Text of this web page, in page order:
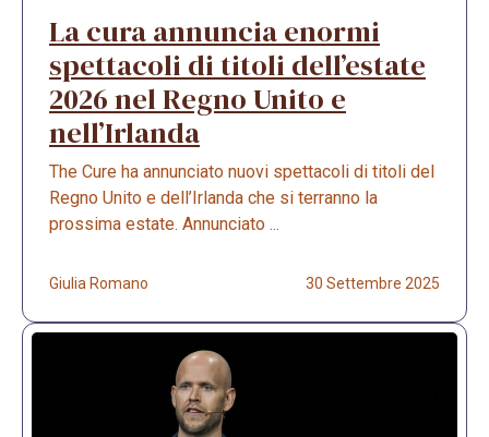
La cura annuncia enormi
spettacoli di titoli dell’estate
2026 nel Regno Unito e
nell’Irlanda
The Cure ha annunciato nuovi spettacoli di titoli del
Regno Unito e dell’Irlanda che si terranno la
prossima estate. Annunciato ...
Giulia Romano 30 Settembre 2025